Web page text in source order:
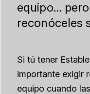
equipo…
reconóceles
Si tú tener
importante exigir
equipo cuando